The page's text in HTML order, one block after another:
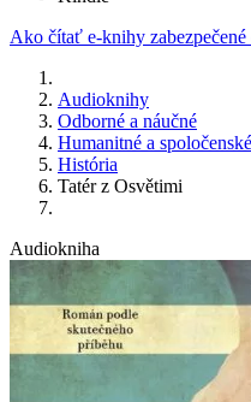
Ako čítať e-knihy
Audioknihy
Odborné a náučné
Humanitné a
História
Tatér z Osvětimi
Audiokniha